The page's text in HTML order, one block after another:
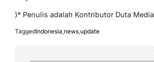
)* Penulis adalah Kontributor Duta Media
TaggedIndonesia news update